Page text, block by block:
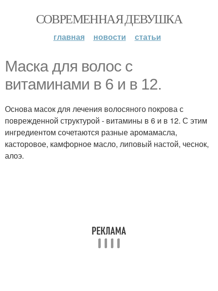
СОВРЕМЕННАЯ ДЕВУШКА
главная новости статьи
Маска для волос с
витаминами в 6 и в 12.
Основа масок для лечения волосяного покрова с
поврежденной структурой - витамины в 6 и в 12. С этим
ингредиентом сочетаются разные аромамасла,
касторовое, камфорное масло, липовый настой, чеснок,
алоэ.